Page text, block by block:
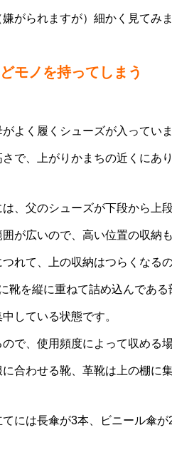
がられますが）細かく見てみま
モノを持ってしまう
よく履くシューズが入っていま
で、上がりかまちの近くにあ
、父のシューズが下段から上
が広いので、高い位置の収納も
れて、上の収納はつらくなる
靴を縦に重ねて詰め込んである
している状態です。
で、使用頻度によって収める
合わせる靴、革靴は上の棚に
には長傘が3本、ビニール傘